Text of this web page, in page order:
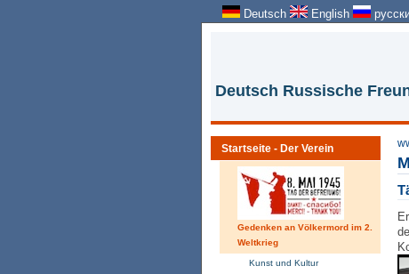
Deutsch English
Deutsch Russische
Startseite - Der Verein
Gedenken an Völkermord im 2.
Weltkrieg
Kunst und Kultur